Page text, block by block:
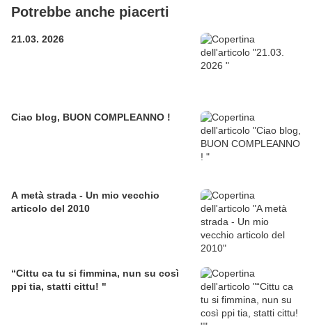
Potrebbe anche piacerti
21.03. 2026
Ciao blog, BUON COMPLEANNO !
A metà strada - Un mio vecchio
articolo del 2010
“Cittu ca tu si fimmina, nun su così
ppi tia, statti cittu! "